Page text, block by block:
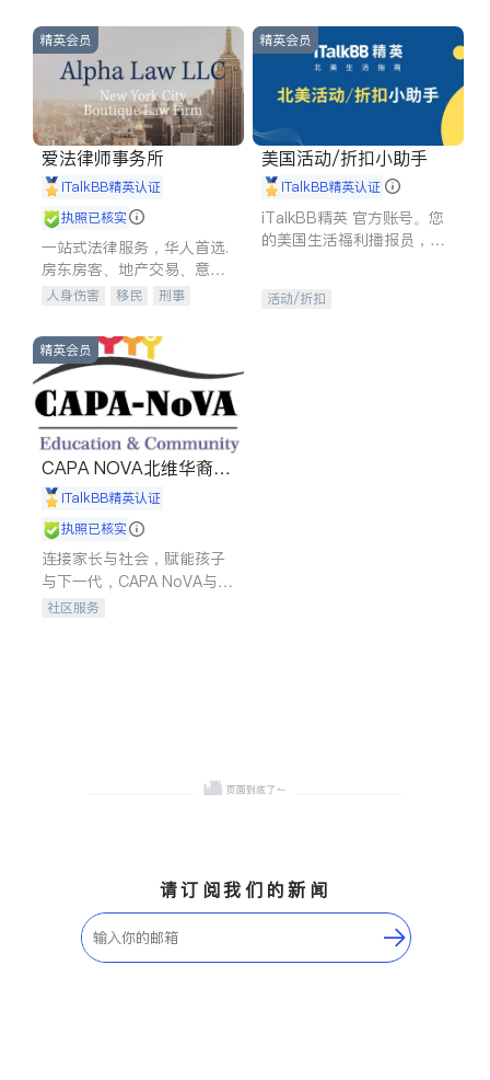
石。
精英会员
爱法律师事务所
iTalkBB精英认证
执照已核实
一站式法律服务，华人首选.
房东房客、地产交易、意外
伤害、车祸重伤、商业诉
建筑合同、刑事案件全包办
人身伤害 移民
刑事
信托/遗嘱
商业
索赔
律师-其它 保释
精英会员
美国活动/折扣小助手
iTalkBB精英认证
iTalkBB精英 官方账号。您
的美国生活福利播报员，精
专属福利。
活动/折扣
精英会员
CAPA NOVA北维华裔家
长会iTalkBB精英认证
执照已核实
连接家长与社会，赋能孩子
与下一代，CAPA NoVA与您
携手建设包容、公平、充满
社区服务
请订阅我们的新闻